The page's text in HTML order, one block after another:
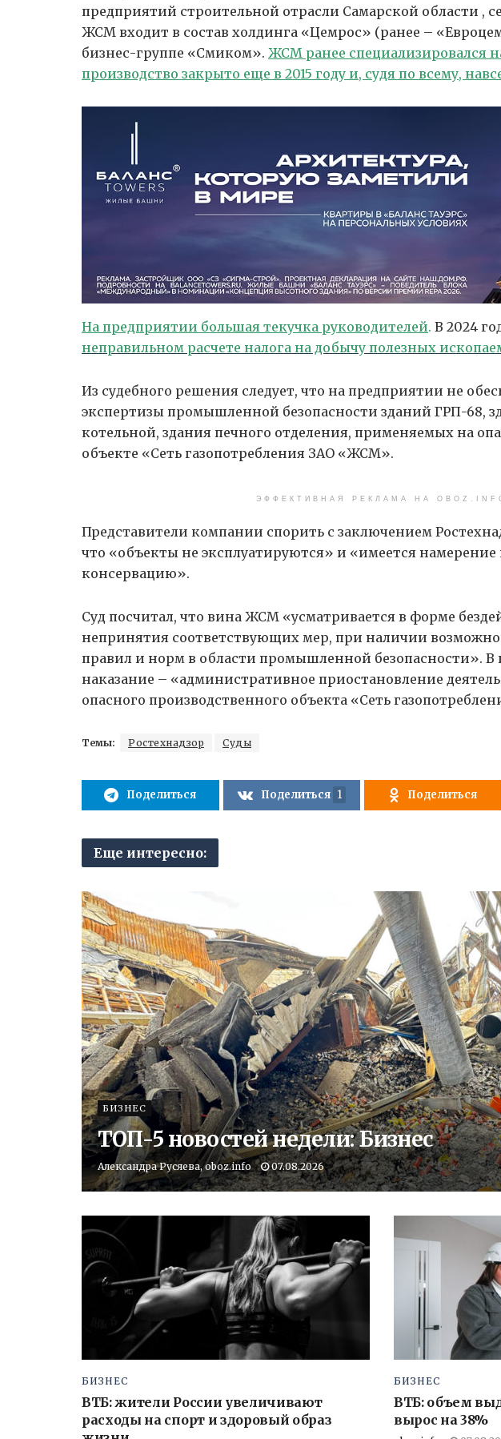
предприятий строительной отрасли Самарской области ,
ЖСМ входит в состав холдинга «Цемрос» (ранее –
бизнес-группе «Смиком». ЖСМ ранее специализировался
производство закрыто еще в 2015 году и, судя по всему,
На предприятии большая текучка руководителей. В 2024
неправильном расчете налога на добычу полезных
Из судебного решения следует, что на предприятии не
экспертизы промышленной безопасности зданий ГРП-68,
котельной, здания печного отделения, применяемых на
объекте «Сеть газопотребления ЗАО «ЖСМ».
ЭФФЕКТИВНАЯ РЕКЛАМА НА
Представители компании спорить с заключением
что «объекты не эксплуатируются» и «имеется намерение
консервацию».
Суд посчитал, что вина ЖСМ «усматривается в форме
непринятия соответствующих мер, при наличии
правил и норм в области промышленной безопасности». В
наказание – «административное приостановление
опасного производственного объекта «Сеть
Темы: Ростехнадзор Суды
Поделиться Поделиться 1 Поделиться
Еще интересно:
БИЗНЕС
ТОП-5 новостей недели: Бизнес
Александра Русяева, oboz.info 07.08.2026
БИЗНЕС
ВТБ: жители России увеличивают
расходы на спорт и здоровый образ
БИЗНЕС
ВТБ: объем
вырос на 38%